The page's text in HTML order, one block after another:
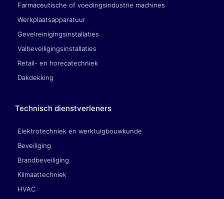
Farmaceutische of voedingsindustrie machines
Werkplaatsapparatuur
Gevelreinigingsinstallaties
Valbeveiligingsinstallaties
Retail- en horecatechniek
Dakdekking
Technisch dienstverleners
Elektrotechniek en werktuigbouwkunde
Beveiliging
Brandbeveiliging
Klimaattechniek
HVAC